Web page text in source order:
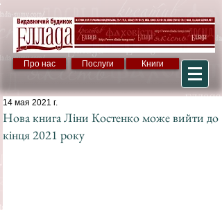
Про нас Послуги Книги
Нова книга Ліни Костенко може вийти до
кінця 2021 року
14 мая 2021 г.